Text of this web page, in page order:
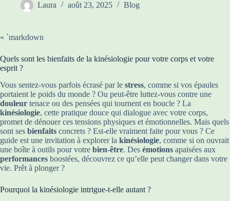
Laura août 23, 2025 Blog
« `markdown
Quels sont les bienfaits de la kinésiologie pour votre corps et votre
esprit ?
Vous sentez-vous parfois écrasé par le stress, comme si vos épaules
portaient le poids du monde ? Ou peut-être luttez-vous contre une
douleur tenace ou des pensées qui tournent en boucle ? La
kinésiologie, cette pratique douce qui dialogue avec votre corps,
promet de dénouer ces tensions physiques et émotionnelles. Mais quels
sont ses bienfaits concrets ? Est-elle vraiment faite pour vous ? Ce
guide est une invitation à explorer la kinésiologie, comme si on ouvrait
une boîte à outils pour votre bien-être. Des émotions apaisées aux
performances boostées, découvrez ce qu’elle peut changer dans votre
vie. Prêt à plonger ?
Pourquoi la kinésiologie intrigue-t-elle autant ?